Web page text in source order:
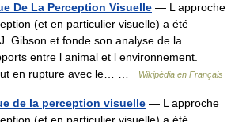
De La Perception Visuelle — L approche
(et en particulier visuelle) a été
Gibson et fonde son analyse de la
entre l animal et l environnement.
en rupture avec le… …
Wikipédia en Français
de la perception visuelle — L approche